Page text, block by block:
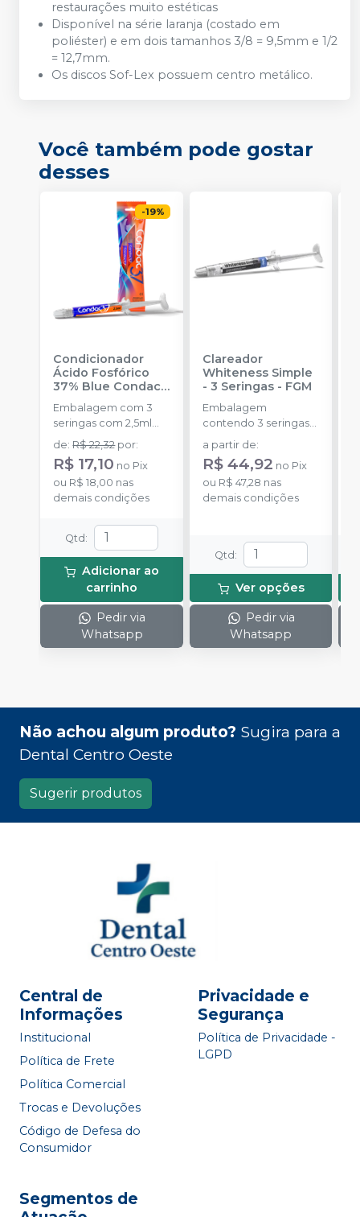
restaurações muito estéticas
Disponível na série laranja (costado em
poliéster) e em dois tamanhos 3/8 = 9,5mm e 1/2
= 12,7mm.
Os discos Sof-Lex possuem centro metálico.
Você também pode gostar
desses
-19%
Condicionador
Ácido Fosfórico
37% Blue Condac-
FGM
Embalagem com 3
seringas com 2,5ml
cada uma e 3
ponteiras para
aplicação.
de:R$ 22,32 por:
R$ 17,10 no Pix
ou R$ 18,00 nas
demais condições
Qtd :
Adicionar ao
carrinho
Pedir via
Whatsapp
Clareador
Whiteness Simple
- 3 Seringas- FGM
Embalagem
contendo 3 seringas
com 3g de gel cada
uma.
a partir de:
R$ 44,92 no Pix
ou R$ 47,28 nas
demais condições
Qtd :
Ver opções
Pedir via
Whatsapp
Não achou algum produto? Sugira para a
Dental Centro Oeste
Sugerir produtos
Central de
Informações
Institucional
Política de Frete
Política Comercial
Trocas e Devoluções
Código de Defesa do
Consumidor
Privacidade e
Segurança
Política de Privacidade -
LGPD
Segmentos de